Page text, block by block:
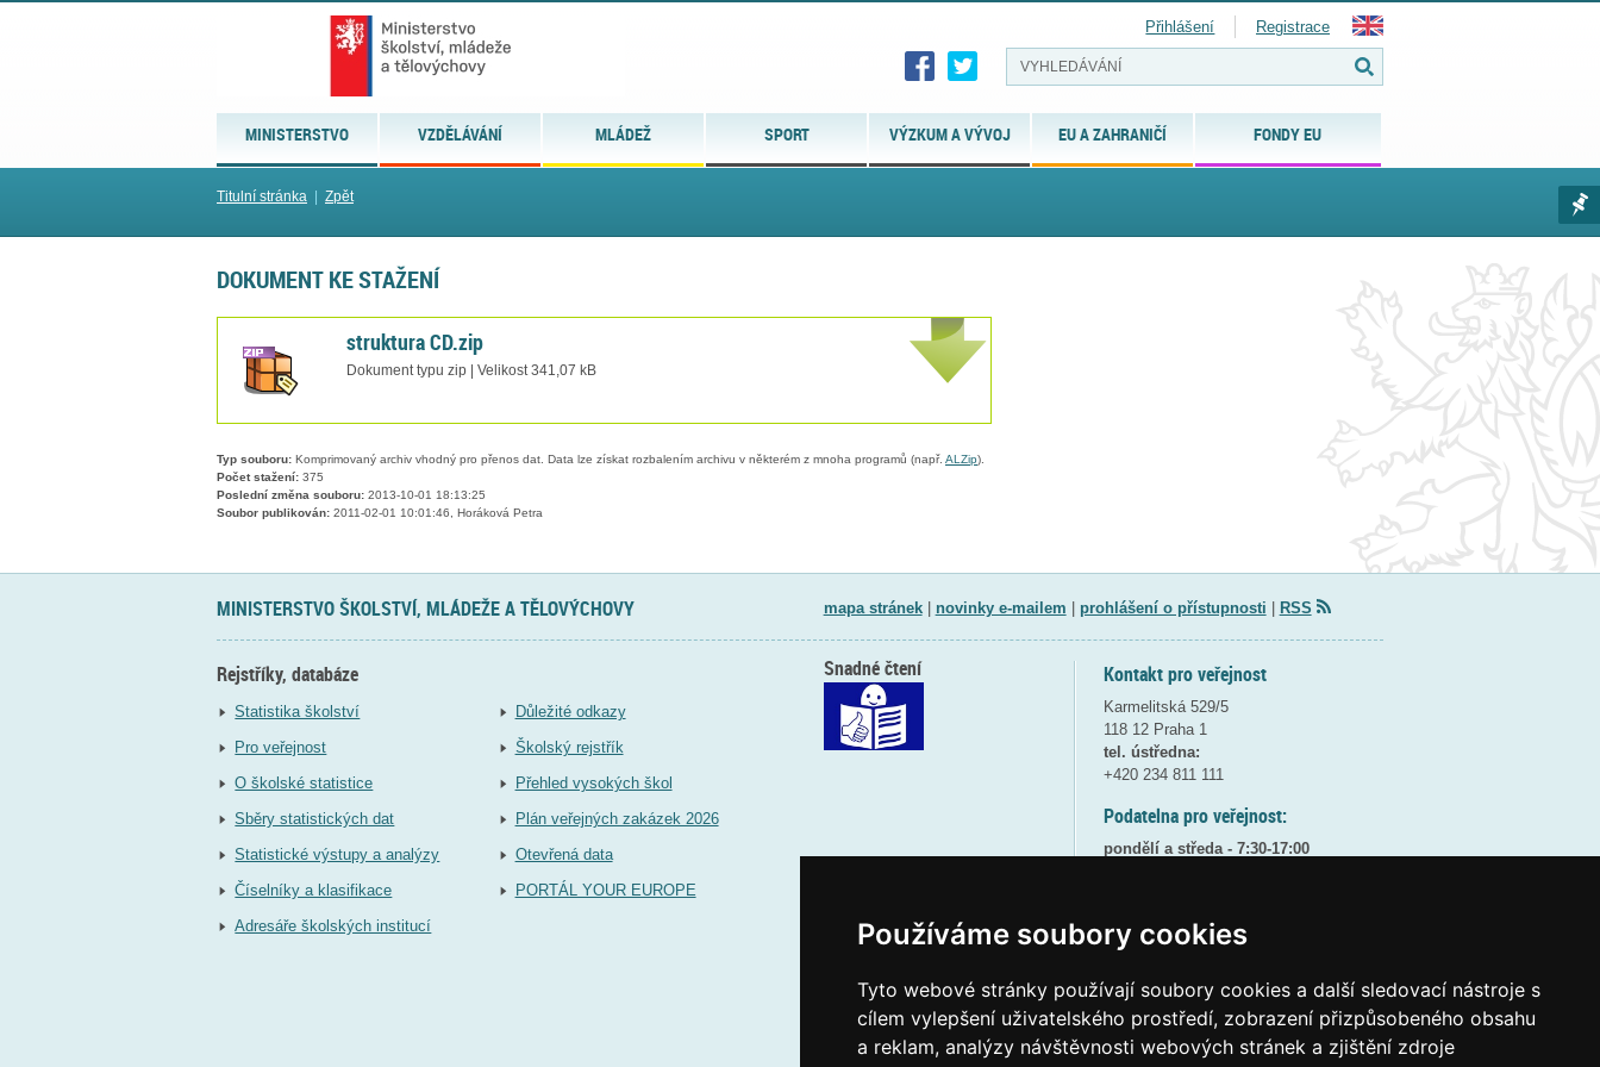
Používáme soubory cookies
Tyto webové stránky používají soubory cookies a další sledovací nástroje s
cílem vylepšení uživatelského prostředí, zobrazení přizpůsobeného obsahu
a reklam, analýzy návštěvnosti webových stránek a zjištění zdroje
MINISTERSTVO VZDĚLÁVÁNÍ MLÁDEŽ SPORT VÝZKUM A VÝVOJ EU A ZAHRANIČÍ FONDY EU
Přihlášení Registrace
Titulní stránka Zpět
DOKUMENT KE STAŽENÍ
struktura CD.zip
Dokument typu zip | Velikost 341,07 kB
Typ souboru: Komprimovaný archiv vhodný pro přenos dat. Data lze získat rozbalením archivu v některém z mnoha programů (např. ALZip).
Počet stažení: 375
Poslední změna souboru: 2013-10-01 18:13:25
Soubor publikován: 2011-02-01 10:01:46, Horáková Petra
MINISTERSTVO ŠKOLSTVÍ, MLÁDEŽE A TĚLOVÝCHOVY mapa stránek| novinky e-mailem prohlášení o přístupnosti RSS
Rejstříky, databáze
Statistika školství
Pro veřejnost
O školské statistice
Sběry statistických dat
Statistické výstupy a analýzy
Číselníky a klasifikace
Adresáře školských institucí
Důležité odkazy
Školský rejstřík
Přehled vysokých škol
Plán veřejných zakázek 2026
Otevřená data
PORTÁL YOUR EUROPE
Kontakt pro veřejnost
Karmelitská 529/5
118 12 Praha 1
tel. ústředna:
+420 234 811 111
Podatelna pro veřejnost:
pondělí a středa - 7:30-17:00
8:30 - 9:30 - bezpečnostní přestávka
Elektronická podatelna:
posta@msmtgov cz
Snadné čtení